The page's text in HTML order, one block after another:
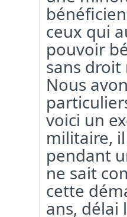
ceux qui
pouvoir
sans
Nous
voici un
militaire,
pendant
ne sait
cette
ans, délai